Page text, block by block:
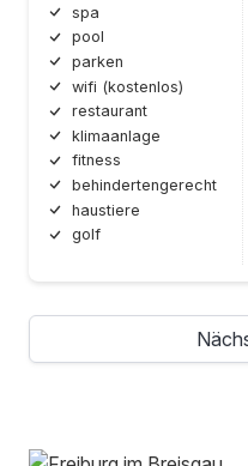
spa
pool
parken
wifi (kostenlos)
restaurant
klimaanlage
fitness
behindertengerecht
haustiere
golf